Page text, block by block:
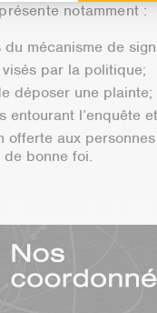
notamment :
mécanisme de
par la politique;
déposer une plainte;
entourant l’enquête
offerte aux
de bonne foi.